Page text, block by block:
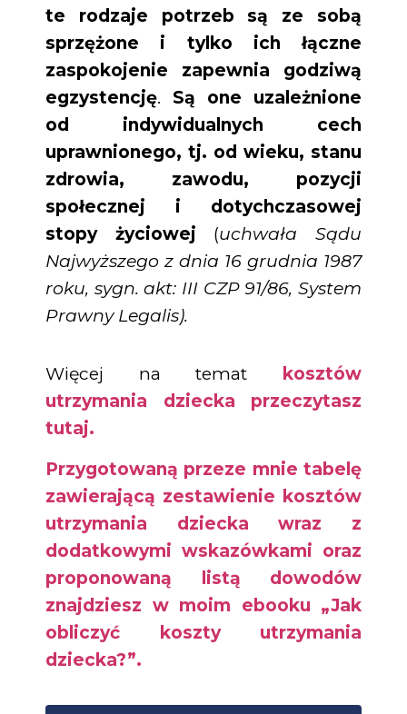
te rodzaje potrzeb są ze sobą
sprzężone i tylko ich łączne
zaspokojenie zapewnia godziwą
egzystencję. Są one uzależnione
od indywidualnych cech
uprawnionego, tj. od wieku, stanu
zdrowia, zawodu, pozycji
społecznej i dotychczasowej
stopy życiowej (uchwała Sądu
Najwyższego z dnia 16 grudnia 1987
roku, sygn. akt: III CZP 91/86, System
Prawny Legalis).
Więcej na temat
kosztów
utrzymania dziecka przeczytasz
tutaj.
Przygotowaną przeze mnie tabelę
zawierającą zestawienie kosztów
utrzymania dziecka wraz z
dodatkowymi wskazówkami oraz
proponowaną listą dowodów
znajdziesz w moim ebooku „Jak
obliczyć koszty utrzymania
dziecka?”.